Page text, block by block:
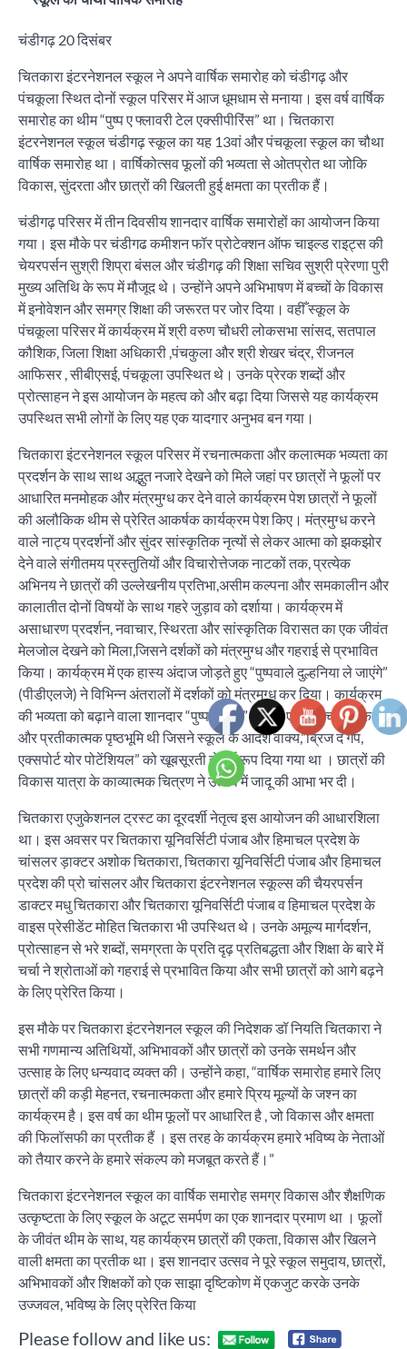
चंडीगढ़ 20 दिसंबर
चितकारा इंटरनेशनल स्कूल ने अपने वार्षिक समारोह को चंडीगढ़ और
पंचकूला स्थित दोनों स्कूल परिसर में आज धूमधाम से मनाया। इस वर्ष वार्षिक
समारोह का थीम “पुष्प ए फ्लावरी टेल एक्सीपीरिंस” था। चितकारा
इंटरनेशनल स्कूल चंडीगढ़ स्कूल का यह 13वां और पंचकूला स्कूल का चौथा
वार्षिक समारोह था। वार्षिकोत्सव फूलों की भव्यता से ओतप्रोत था जोकि
विकास, सुंदरता और छात्रों की खिलती हुई क्षमता का प्रतीक हैं।
चंडीगढ़ परिसर में तीन दिवसीय शानदार वार्षिक समारोहों का आयोजन किया
गया। इस मौके पर चंडीगढ कमीशन फॉर प्रोटेक्शन ऑफ चाइल्ड राइट्स की
चेयरपर्सन सुश्री शिप्रा बंसल और चंडीगढ़ की शिक्षा सचिव सुश्री प्रेरणा पुरी
मुख्य अतिथि के रूप में मौजूद थे। उन्होंने अपने अभिभाषण में बच्चों के विकास
में इनोवेशन और समग्र शिक्षा की जरूरत पर जोर दिया। वहीँ स्कूल के
पंचकूला परिसर में कार्यक्रम में श्री वरुण चौधरी लोकसभा सांसद, सतपाल
कौशिक, जिला शिक्षा अधिकारी ,पंचकुला और श्री शेखर चंद्र, रीजनल
आफिसर , सीबीएसई, पंचकूला उपस्थित थे। उनके प्रेरक शब्दों और
प्रोत्साहन ने इस आयोजन के महत्व को और बढ़ा दिया जिससे यह कार्यक्रम
उपस्थित सभी लोगों के लिए यह एक यादगार अनुभव बन गया।
चितकारा इंटरनेशनल स्कूल परिसर में रचनात्मकता और कलात्मक भव्यता का
प्रदर्शन के साथ साथ अद्भुत नजारे देखने को मिले जहां पर छात्रों ने फूलों पर
आधारित मनमोहक और मंत्रमुग्ध कर देने वाले कार्यक्रम पेश छात्रों ने फूलों
की अलौकिक थीम से प्रेरित आकर्षक कार्यक्रम पेश किए। मंत्रमुग्ध करने
वाले नाट्य प्रदर्शनों और सुंदर सांस्कृतिक नृत्यों से लेकर आत्मा को झकझोर
देने वाले संगीतमय प्रस्तुतियों और विचारोत्तेजक नाटकों तक, प्रत्येक
अभिनय ने छात्रों की उल्लेखनीय प्रतिभा,असीम कल्पना और समकालीन और
कालातीत दोनों विषयों के साथ गहरे जुड़ाव को दर्शाया। कार्यक्रम में
असाधारण प्रदर्शन, नवाचार, स्थिरता और सांस्कृतिक विरासत का एक जीवंत
मेलजोल देखने को मिला,जिसने दर्शकों को मंत्रमुग्ध और गहराई से प्रभावित
किया। कार्यक्रम में एक हास्य अंदाज जोड़ते हुए “पुष्पवाले दुल्हनिया ले जाएंगे”
(पीडीएलजे) ने विभिन्न अंतरालों में दर्शकों को मंत्रमुग्ध कर दिया। कार्यक्रम
की भव्यता को बढ़ाने वाला शानदार “पुष्प बगीचा” था, जो एक आश्चर्यजनक
और प्रतीकात्मक पृष्ठभूमि थी जिसने स्कूल के आदर्श वाक्य,”ब्रिज द गैप,
एक्सपोर्ट योर पोटेंशियल” को खूबसूरती से मूर्त रूप दिया गया था । छात्रों की
विकास यात्रा के काव्यात्मक चित्रण ने उत्सव में जादू की आभा भर दी।
चितकारा एजुकेशनल ट्रस्ट का दूरदर्शी नेतृत्व इस आयोजन की आधारशिला
था। इस अवसर पर चितकारा यूनिवर्सिटी पंजाब और हिमाचल प्रदेश के
चांसलर ड़ाक्टर अशोक चितकारा, चितकारा यूनिवर्सिटी पंजाब और हिमाचल
प्रदेश की प्रो चांसलर और चितकारा इंटरनेशनल स्कूल्स की चैयरपर्सन
डाक्टर मधु चितकारा और चितकारा यूनिवर्सिटी पंजाब व हिमाचल प्रदेश के
वाइस प्रेसीडेंट मोहित चितकारा भी उपस्थित थे। उनके अमूल्य मार्गदर्शन,
प्रोत्साहन से भरे शब्दों, समग्रता के प्रति दृढ़ प्रतिबद्धता और शिक्षा के बारे में
चर्चा ने श्रोताओं को गहराई से प्रभावित किया और सभी छात्रों को आगे बढ़ने
के लिए प्रेरित किया।
इस मौके पर चितकारा इंटरनेशनल स्कूल की निदेशक डॉ नियति चितकारा ने
सभी गणमान्य अतिथियों, अभिभावकों और छात्रों को उनके समर्थन और
उत्साह के लिए धन्यवाद व्यक्त की। उन्होंने कहा, “वार्षिक समारोह हमारे लिए
छात्रों की कड़ी मेहनत, रचनात्मकता और हमारे प्रिय मूल्यों के जश्न का
कार्यक्रम है। इस वर्ष का थीम फूलों पर आधारित है , जो विकास और क्षमता
की फिलॉसफी का प्रतीक हैं । इस तरह के कार्यक्रम हमारे भविष्य के नेताओं
को तैयार करने के हमारे संकल्प को मजबूत करते हैं।”
चितकारा इंटरनेशनल स्कूल का वार्षिक समारोह समग्र विकास और शैक्षणिक
उत्कृष्टता के लिए स्कूल के अटूट समर्पण का एक शानदार प्रमाण था । फूलों
के जीवंत थीम के साथ, यह कार्यक्रम छात्रों की एकता, विकास और खिलने
वाली क्षमता का प्रतीक था। इस शानदार उत्सव ने पूरे स्कूल समुदाय, छात्रों,
अभिभावकों और शिक्षकों को एक साझा दृष्टिकोण में एकजुट करके उनके
उज्जवल, भविष्य़ के लिए प्रेरित किया
Please follow and like us: